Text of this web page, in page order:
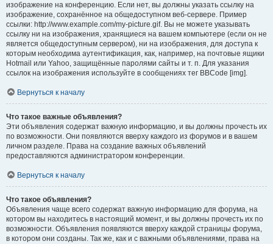
изображение на конференцию. Если нет, вы должны указать ссылку на
изображение, сохранённое на общедоступном веб-сервере. Пример
ссылки: http://www.example.com/my-picture.gif. Вы не можете указывать
ссылку ни на изображения, хранящиеся на вашем компьютере (если он не
является общедоступным сервером), ни на изображения, для доступа к
которым необходима аутентификация, как, например, на почтовые ящики
Hotmail или Yahoo, защищённые паролями сайты и т. п. Для указания
ссылок на изображения используйте в сообщениях тег BBCode [img].
Вернуться к началу
Что такое важные объявления?
Эти объявления содержат важную информацию, и вы должны прочесть их
по возможности. Они появляются вверху каждого из форумов и в вашем
личном разделе. Права на создание важных объявлений
предоставляются администратором конференции.
Вернуться к началу
Что такое объявления?
Объявления чаще всего содержат важную информацию для форума, на
котором вы находитесь в настоящий момент, и вы должны прочесть их по
возможности. Объявления появляются вверху каждой страницы форума,
в котором они созданы. Так же, как и с важными объявлениями, права на